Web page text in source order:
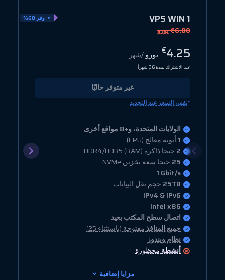
VPS WIN 1
€6.80 يورو
وفر 60%
€4.25 يورو/شهر
عند الاشتراك لمدة 36 شهراً
غير متوفر حاليًا
*نفس السعر عند التجديد
الولايات المتحدة، و+8 مواقع أخرى
1 أنوية معالج (CPU)
2 جيجا ذاكرة (RAM) DDR4/DDR5
25 جيجا سعة تخزين NVMe
1 Gbit/s
25TB حجم نقل البيانات
IPv4 & IPv6
Intel x86
اتصال سطح المكتب بعيد
جميع المنافذمفتوحة (باستثناء 25)
نظام ويندوز
أنشطةمحظورة
مزايا إضافية